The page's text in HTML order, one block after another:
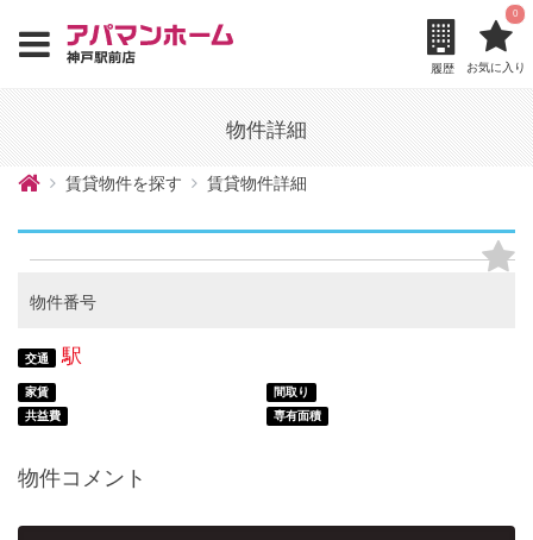
お気に入り
0
履歴
物件詳細
賃貸物件を探す 賃貸物件詳細
物件番号
交通 駅
家賃
共益費
間取り
専有面積
物件コメント